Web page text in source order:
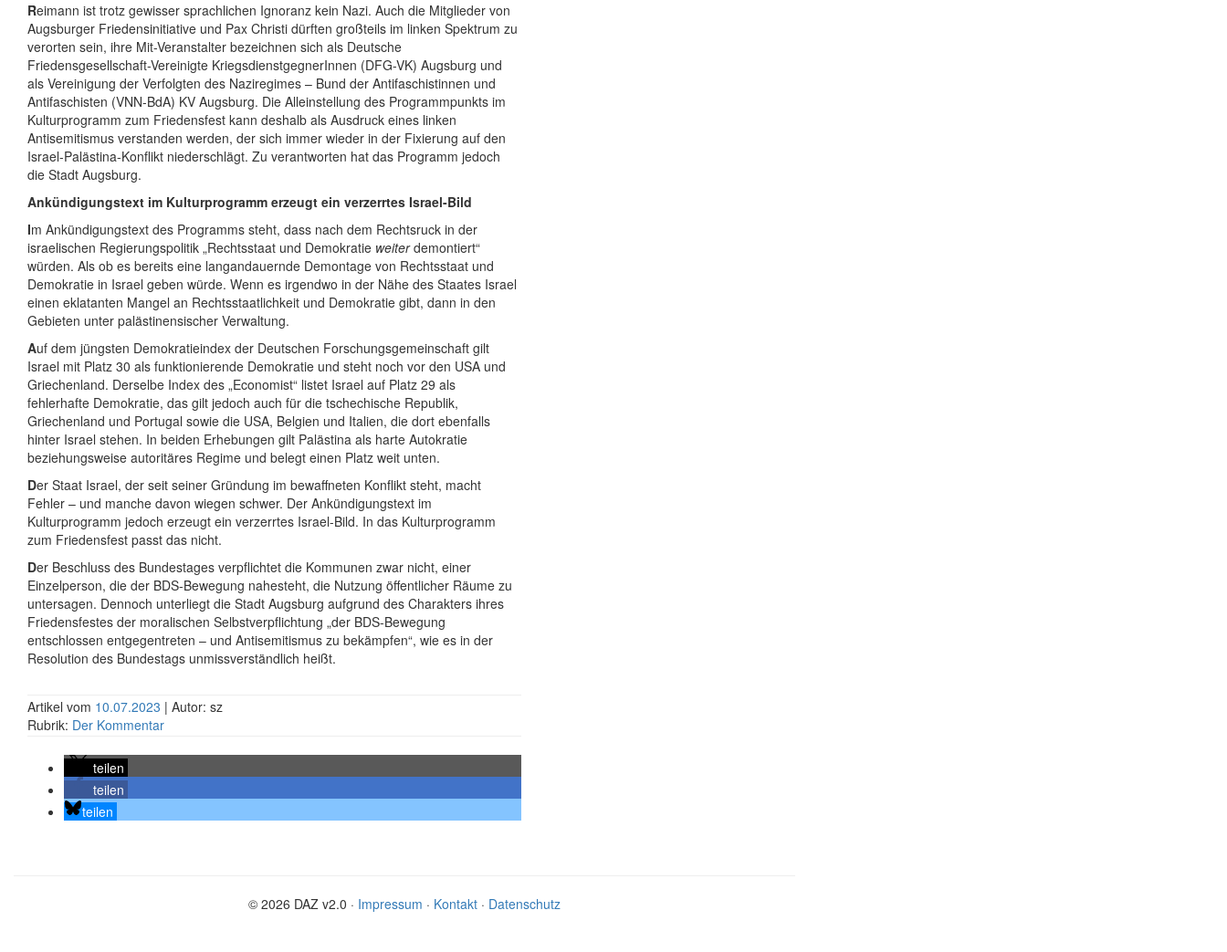
Reimann ist trotz gewisser sprachlichen Ignoranz kein Nazi. Auch die Mitglieder von
Augsburger Friedensinitiative und Pax Christi dürften großteils im linken Spektrum zu
verorten sein, ihre Mit-Veranstalter bezeichnen sich als Deutsche
Friedensgesellschaft-Vereinigte KriegsdienstgegnerInnen (DFG-VK) Augsburg und
als Vereinigung der Verfolgten des Naziregimes – Bund der Antifaschistinnen und
Antifaschisten (VNN-BdA) KV Augsburg. Die Alleinstellung des Programmpunkts im
Kulturprogramm zum Friedensfest kann deshalb als Ausdruck eines linken
Antisemitismus verstanden werden, der sich immer wieder in der Fixierung auf den
Israel-Palästina-Konflikt niederschlägt. Zu verantworten hat das Programm jedoch
die Stadt Augsburg.
Ankündigungstext im Kulturprogramm erzeugt ein verzerrtes Israel-Bild
Im Ankündigungstext des Programms steht, dass nach dem Rechtsruck in der
israelischen Regierungspolitik „Rechtsstaat und Demokratie weiterdemontiert“
würden. Als ob es bereits eine langandauernde Demontage von Rechtsstaat und
Demokratie in Israel geben würde. Wenn es irgendwo in der Nähe des Staates Israel
einen eklatanten Mangel an Rechtsstaatlichkeit und Demokratie gibt, dann in den
Gebieten unter palästinensischer Verwaltung.
Auf dem jüngsten Demokratieindex der Deutschen Forschungsgemeinschaft gilt
Israel mit Platz 30 als funktionierende Demokratie und steht noch vor den USA und
Griechenland. Derselbe Index des „Economist“ listet Israel auf Platz 29 als
fehlerhafte Demokratie, das gilt jedoch auch für die tschechische Republik,
Griechenland und Portugal sowie die USA, Belgien und Italien, die dort ebenfalls
hinter Israel stehen. In beiden Erhebungen gilt Palästina als harte Autokratie
beziehungsweise autoritäres Regime und belegt einen Platz weit unten.
Der Staat Israel, der seit seiner Gründung im bewaffneten Konflikt steht, macht
Fehler – und manche davon wiegen schwer. Der Ankündigungstext im
Kulturprogramm jedoch erzeugt ein verzerrtes Israel-Bild. In das Kulturprogramm
zum Friedensfest passt das nicht.
Der Beschluss des Bundestages verpflichtet die Kommunen zwar nicht, einer
Einzelperson, die der BDS-Bewegung nahesteht, die Nutzung öffentlicher Räume zu
untersagen. Dennoch unterliegt die Stadt Augsburg aufgrund des Charakters ihres
Friedensfestes der moralischen Selbstverpflichtung „der BDS-Bewegung
entschlossen entgegentreten – und Antisemitismus zu bekämpfen“, wie es in der
Resolution des Bundestags unmissverständlich heißt.
Artikel vom 10.07.2023 | Autor: sz
Rubrik: Der Kommentar
teilen
teilen
teilen
© 2026 DAZ v2.0 · Impressum · Kontakt · Datenschutz